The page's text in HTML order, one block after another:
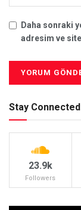
Daha sonraki
adresim ve
Stay
23.9k
Followers